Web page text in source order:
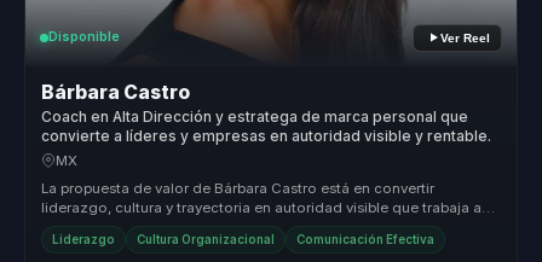
Disponible Ver Reel
Bárbara Castro
Coach en Alta Dirección y estratega de marca personal que
convierte a líderes y empresas en autoridad visible y rentable.
MX
La propuesta de valor de Bárbara Castro está en convertir
liderazgo, cultura y trayectoria en autoridad visible que trabaja a
favor del n...
Liderazgo Cultura Organizacional Comunicación Efectiva